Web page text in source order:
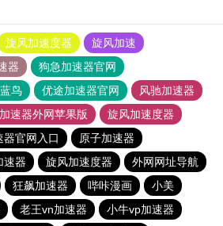
旋风加速度器
旋风加速
器
狗急加速器官网
鸟 优途加速器官网
风驰加速器
速器外网苹果版
旋风加速度器
器官网入口
原子加速器
速器 旋风加速度器
外网网址导航
狂飙加速器 哔咔漫画
小美
老王vn加速器
小牛vp加速器